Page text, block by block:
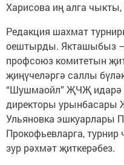
Харисова иң алга
Редакция шахмат
оештырды. Якташыбыз –
профсоюз комитетын
җиңүчеләргә саллы
“Шушмаойл” ҖЧҖ идарә
директоры урынбасары
Ульяновка эшкуарлары
Прокофьевларга,
зур рәхмәт җиткерәбез.